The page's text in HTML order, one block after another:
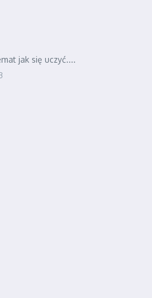
jak się uczyć....